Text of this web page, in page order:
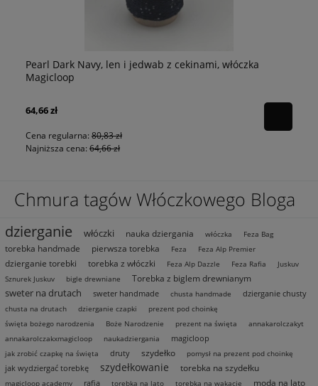
Pearl Dark Navy, len i jedwab z cekinami, włóczka
Magicloop
64,66 zł
Cena regularna: 80,83 zł
Najniższa cena: 64,66 zł
Chmura tagów Włóczkowego Bloga
dzierganie włóczki nauka dziergania włóczka Feza Bag
torebka handmade pierwsza torebka Feza Feza Alp Premier
dzierganie torebki torebka z włóczki Feza Alp Dazzle Feza Rafia
Juskuv
Sznurek Juskuv
bigle drewniane Torebka z biglem drewnianym
sweter na drutach sweter handmade chusta handmade dzierganie chusty
chusta na drutach dzierganie czapki
prezent pod choinkę
święta bożego narodzenia
Boże Narodzenie prezent na święta
annakarolczakyt
annakarolczakxmagicloop
naukadziergania magicloop
jak zrobić czapkę na święta druty szydełko pomysł na prezent pod choinkę
jak wydziergać torebkę szydełkowanie torebka na szydełku
magicloop academy rafia torebka na lato torebka na wakacje moda na lato